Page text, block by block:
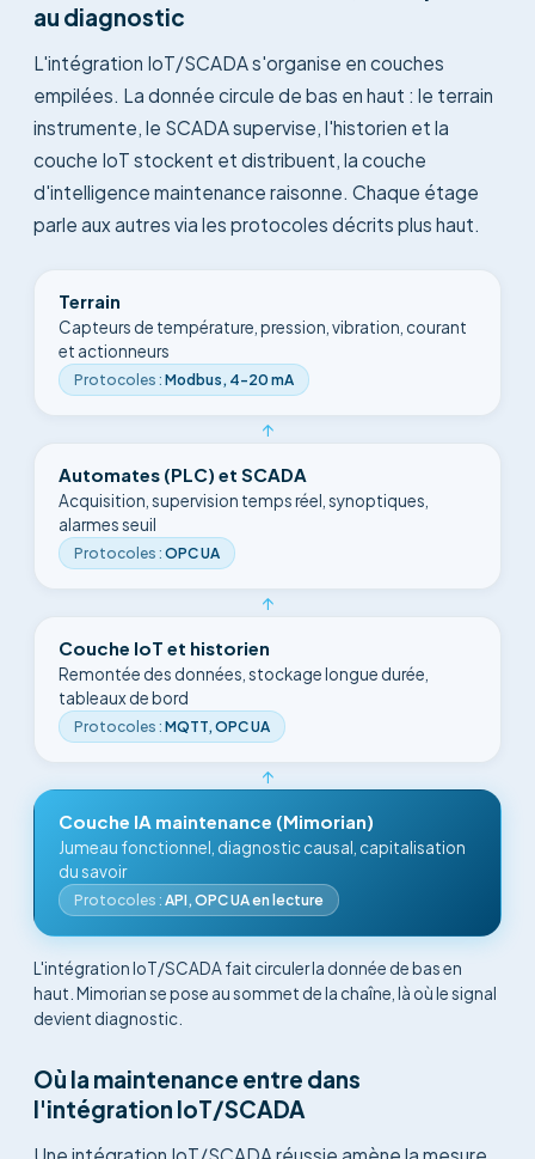
au diagnostic
L'intégration IoT/SCADA s'organise en couches
empilées. La donnée circule de bas en haut : le terrain
instrumente, le SCADA supervise, l'historien et la
couche IoT stockent et distribuent, la couche
d'intelligence maintenance raisonne. Chaque étage
parle aux autres via les protocoles décrits plus haut.
Terrain
Capteurs de température, pression, vibration, courant
et actionneurs
Protocoles : Modbus, 4-20 mA
↑
Automates (PLC) et SCADA
Acquisition, supervision temps réel, synoptiques,
alarmes seuil
Protocoles : OPC UA
↑
Couche IoT et historien
Remontée des données, stockage longue durée,
tableaux de bord
Protocoles : MQTT, OPC UA
↑
Couche IA maintenance (Mimorian)
Jumeau fonctionnel, diagnostic causal, capitalisation
du savoir
Protocoles : API, OPC UA en lecture
L'intégration IoT/SCADA fait circuler la donnée de bas en
haut. Mimorian se pose au sommet de la chaîne, là où le signal
devient diagnostic.
Où la maintenance entre dans
l'intégration IoT/SCADA